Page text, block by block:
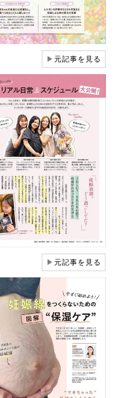
▶元記事を見る
▶元記事を見る